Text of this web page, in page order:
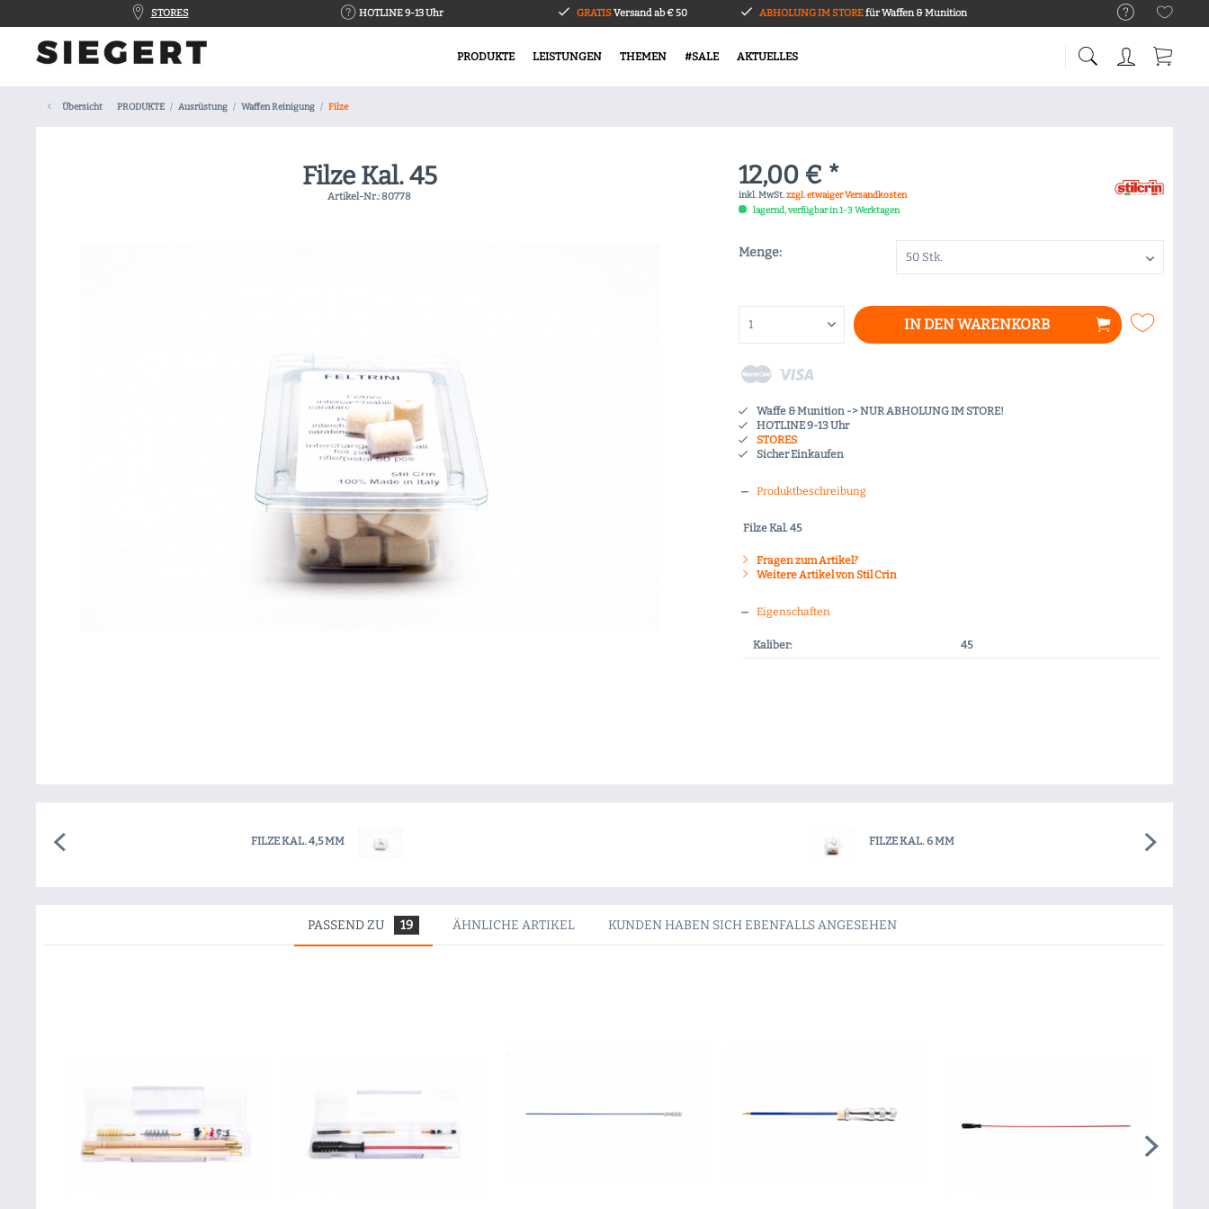
STORES HOTLINE 9-13 Uhr GRATISVersand ab € 50 ABHOLUNG IM STOREfür Waffen & Munition
PRODUKTE LEISTUNGEN THEMEN #SALE AKTUELLES
Übersicht PRODUKTE Ausrüstung Waffen Reinigung Filze
Filze Kal. 45
Artikel-Nr.:80778
12,00 € *
inkl. MwSt.zzgl. etwaiger Versandkosten
lagernd, verfügbar in 1-3 Werktagen
Menge:
IN DENWARENKORB
Waffe & Munition -> NUR ABHOLUNG IM STORE!
HOTLINE 9-13 Uhr
STORES
Sicher Einkaufen
Produktbeschreibung
Filze Kal. 45
Fragen zum Artikel?
Weitere Artikel von Stil Crin
Eigenschaften
Kaliber: 45
FILZE KAL. 4,5 MM FILZE KAL. 6 MM
PASSEND ZU 19 ÄHNLICHE ARTIKEL KUNDEN HABEN SICH EBENFALLS ANGESEHEN